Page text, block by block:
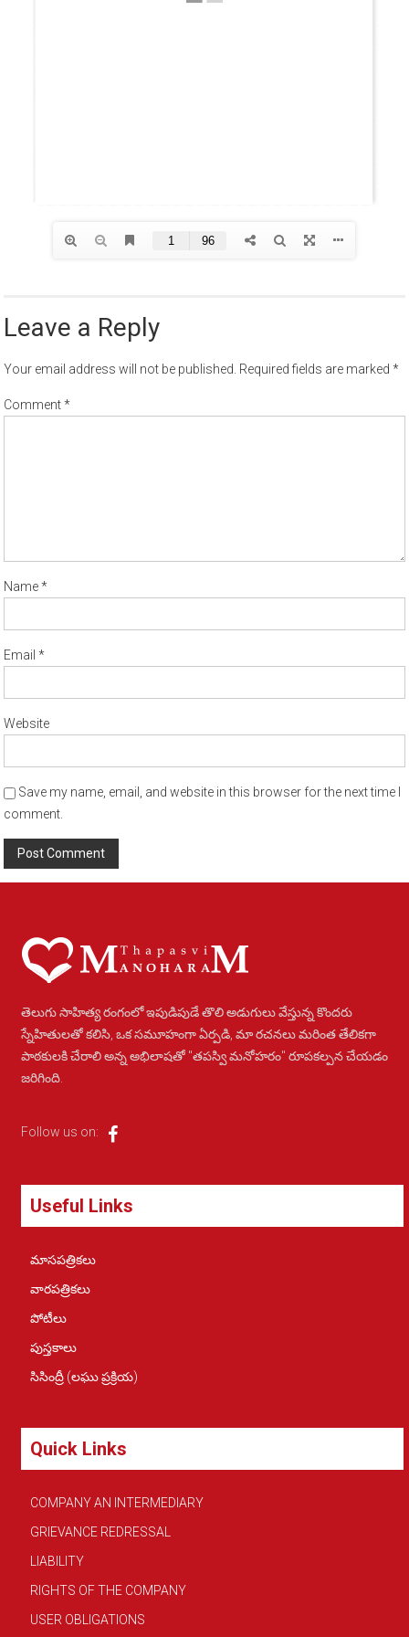
Leave a Reply
Your email address will not be published. Required fields are marked*
Comment*
Name*
Email*
Website
Save my name, email, and website in this browser for the next time I
comment.
తెలుగు సాహిత్య రంగంలో ఇపుడిపుడే తొలి అడుగులు వేస్తున్న కొందరు
స్నేహితులతో కలిసి, ఒక సమూహంగా ఏర్పడి, మా రచనలు మరింత తేలికగా
పాఠకులకి చేరాలి అన్న అభిలాషతో "తపస్వి మనోహరం" రూపకల్పన చేయడం
జరిగింది.
Follow us on:
Useful Links
మాసపత్రికలు
వారపత్రికలు
పోటీలు
పుస్తకాలు
సిసింద్రీ (లఘు ప్రక్రియ)
Quick Links
COMPANY AN INTERMEDIARY
GRIEVANCE REDRESSAL
LIABILITY
RIGHTS OF THE COMPANY
USER OBLIGATIONS